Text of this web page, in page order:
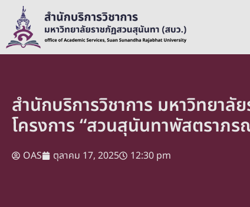
สำนักบริการวิชาการ มหาวิทยา
โครงการ “สวนสุนันทาพัสตราภร
OAS ตุลาคม 17, 2025 12:30 pm